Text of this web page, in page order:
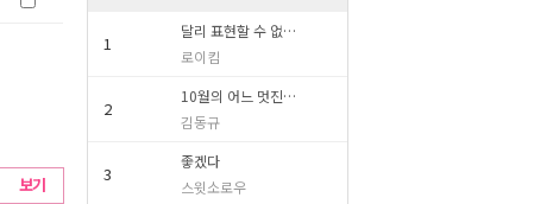
보기
1
달리 표현할 수 없…
로이킴
2
10월의 어느 멋진…
김동규
3
좋겠다
스윗소로우